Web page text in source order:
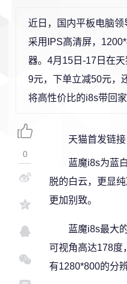
近日，国内平板电脑
采用IPS高清屏，
器。4月15日-17日在
9元，下单立减50元，
将高性价比的i8s带回
天猫首发链接
蓝魔i8s为蓝
脱的白云，更显
更加别致。
蓝魔i8s最大
可视角高达178度
有1280*800的分
0